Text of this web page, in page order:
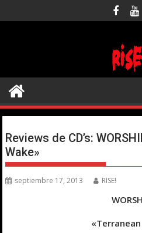
al
Reviews de CD’s:
Wake»
septiembre 17, 2013 RISE!